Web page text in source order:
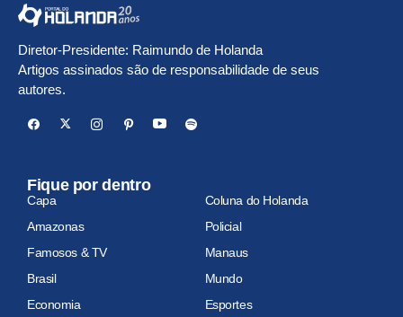
Diretor-Presidente: Raimundo de Holanda
Artigos assinados são de responsabilidade de seus
autores.
Fique por dentro
Capa
Coluna do Holanda
Amazonas
Policial
Famosos & TV
Manaus
Brasil
Mundo
Economia
Esportes